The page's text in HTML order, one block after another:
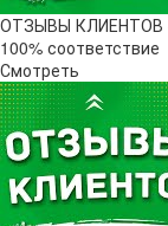
ОТЗЫВЫ КЛИЕНТОВ
100% соответствие
Смотреть